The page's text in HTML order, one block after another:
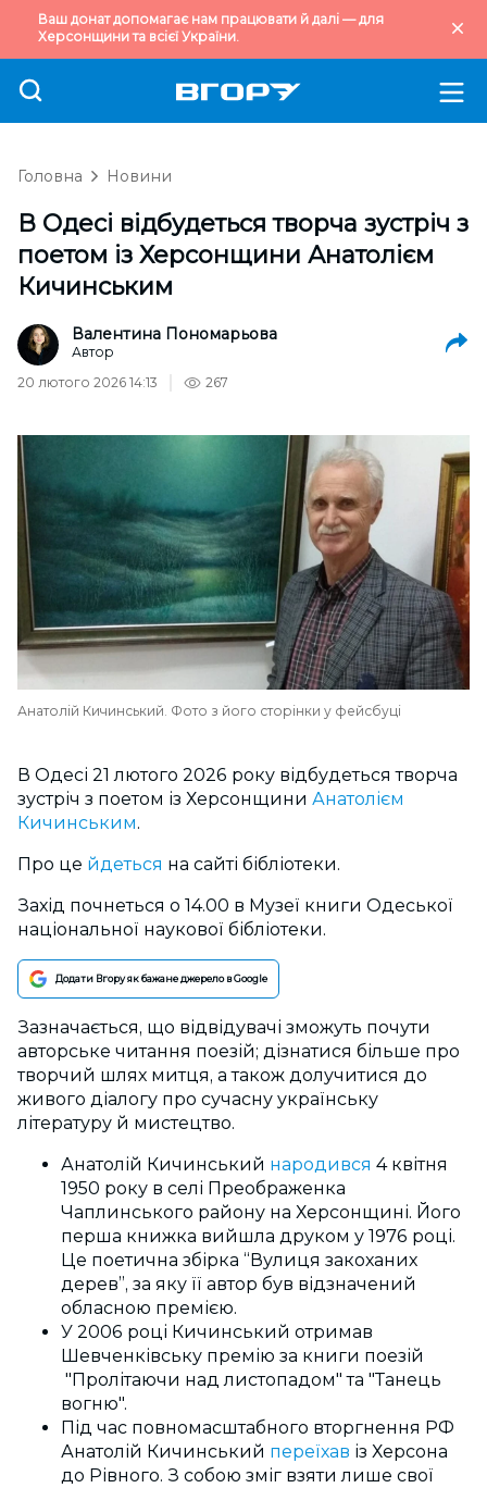
Ваш донат допомагає нам працювати й далі — для
Херсонщини та всієї України.
Головна Новини
В Одесі відбудеться творча зустріч з
поетом із Херсонщини Анатолієм
Кичинським
Валентина Пономарьова
Автор
20 лютого 2026 14:13
267
Анатолій Кичинський. Фото з його сторінки у фейсбуці
В Одесі 21 лютого 2026 року відбудеться творча
зустріч з поетом із Херсонщини Анатолієм
Кичинським.
Про це йдеться на сайті бібліотеки.
Захід почнеться о 14.00 в Музеї книги Одеської
національної наукової бібліотеки.
Додати Вгору як бажане джерело в Google
Зазначається, що відвідувачі зможуть почути
авторське читання поезій; дізнатися більше про
творчий шлях митця, а також долучитися до
живого діалогу про сучасну українську
літературу й мистецтво.
Анатолій Кичинський народився 4 квітня
1950 року в селі Преображенка
Чаплинського району на Херсонщині. Його
перша книжка вийшла друком у 1976 році.
Це поетична збірка “Вулиця закоханих
дерев”, за яку її автор був відзначений
обласною премією.
У 2006 році Кичинський отримав
Шевченківську премію за книги поезій
"Пролітаючи над листопадом" та "Танець
вогню".
Під час повномасштабного вторгнення РФ
Анатолій Кичинський переїхав із Херсона
до Рівного. З собою зміг взяти лише свої